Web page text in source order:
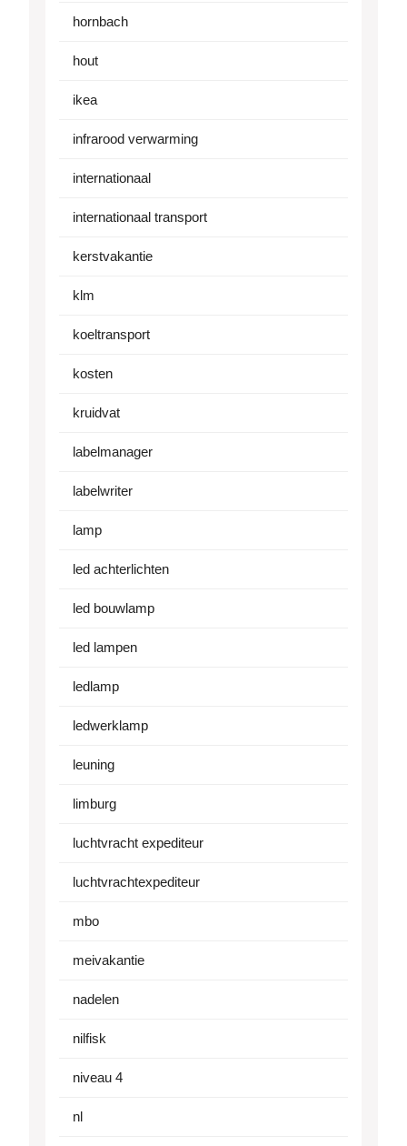
hornbach
hout
ikea
infrarood verwarming
internationaal
internationaal transport
kerstvakantie
klm
koeltransport
kosten
kruidvat
labelmanager
labelwriter
lamp
led achterlichten
led bouwlamp
led lampen
ledlamp
ledwerklamp
leuning
limburg
luchtvracht expediteur
luchtvrachtexpediteur
mbo
meivakantie
nadelen
nilfisk
niveau 4
nl